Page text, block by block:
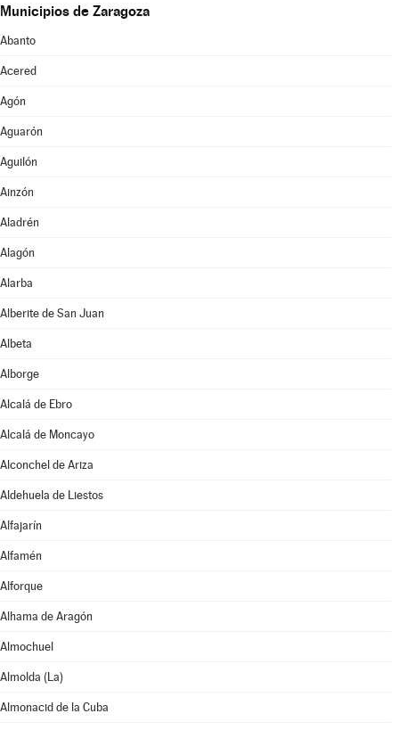
Municipios de Zaragoza
Abanto
Acered
Agón
Aguarón
Aguilón
Ainzón
Aladrén
Alagón
Alarba
Alberite de San Juan
Albeta
Alborge
Alcalá de Ebro
Alcalá de Moncayo
Alconchel de Ariza
Aldehuela de Liestos
Alfajarín
Alfamén
Alforque
Alhama de Aragón
Almochuel
Almolda (La)
Almonacid de la Cuba